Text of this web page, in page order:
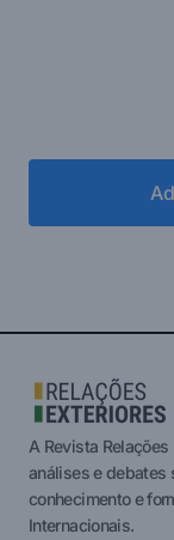
A Revista
análises e debates
conhecimento e
Internacionais.